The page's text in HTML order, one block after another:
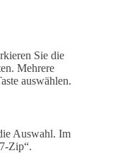
Sie die
Mehrere
auswählen.
Auswahl. Im
Zip“.